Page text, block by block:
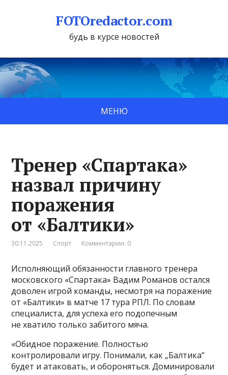
FOTOredactor.com
будь в курсе новостей
МЕНЮ
Тренер «Спартака»
назвал причину
поражения
от «Балтики»
30.11.2025 Спорт Комментарии: 0
Исполняющий обязанности главного тренера
московского «Спартака» Вадим Романов остался
доволен игрой команды, несмотря на поражение
от «Балтики» в матче 17 тура РПЛ. По словам
специалиста, для успеха его подопечным
не хватило только забитого мяча.
«Обидное поражение. Полностью
контролировали игру. Понимали, как „Балтика“
будет и атаковать, и обороняться. Доминировали